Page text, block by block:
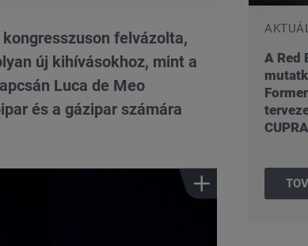
felvázolta,
új kihívásokhoz, mint a
Luca de Meo
és a gázipar számára
A Red